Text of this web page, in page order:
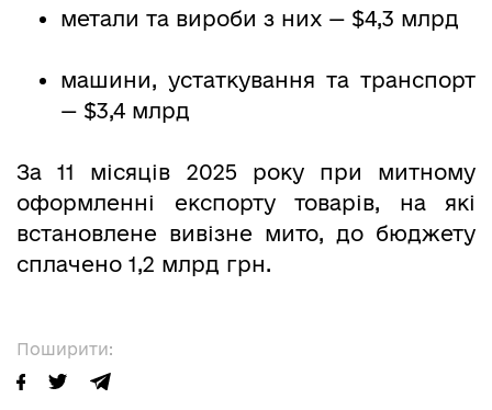
Поширити:
метали та вироби з них — $4,3 млрд
машини, устаткування та транспорт
— $3,4 млрд
За 11 місяців 2025 року при митному
оформленні експорту товарів, на які
встановлене вивізне мито, до бюджету
сплачено 1,2 млрд грн.